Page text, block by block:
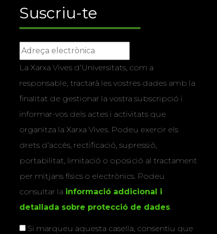
Suscriu-te
La Xarxa Vives d’Universitats, com a
responsable, tractarà les vostres dades amb la
finalitat de gestionar la vostra subscripció i
informar-vos dels actes i activitats que
organitza la Xarxa Vives. Podeu exercir els
drets d’accés, rectificació, supressió,
portabilitat, limitació o oposició al tractament
per mitjans físics o electrònics. Podeu
consultar la informació addicional i
detallada sobre protecció de dades.
Si marqueu aquesta casella, consentiu que